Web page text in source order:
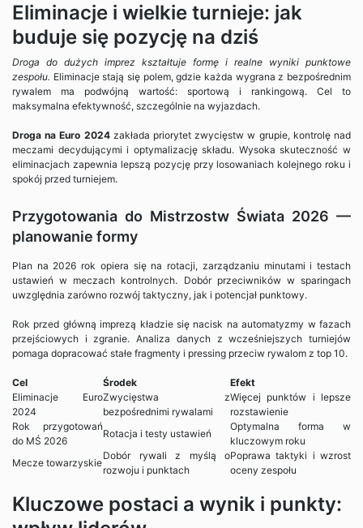
Eliminacje i wielkie turnieje: jak
buduje się pozycję na dziś
Droga do dużych imprez kształtuje formę i realne wyniki punktowe
zespołu. Eliminacje stają się polem, gdzie każda wygrana z bezpośrednim
rywalem ma podwójną wartość: sportową i rankingową. Cel to
maksymalna efektywność, szczególnie na wyjazdach.
Droga na Euro 2024zakłada priorytet zwycięstw w grupie, kontrolę nad
meczami decydującymi i optymalizację składu. Wysoka skuteczność w
eliminacjach zapewnia lepszą pozycję przy losowaniach kolejnego roku i
spokój przed turniejem.
Przygotowania do Mistrzostw Świata 2026 —
planowanie formy
Plan na 2026 rok opiera się na rotacji, zarządzaniu minutami i testach
ustawień w meczach kontrolnych. Dobór przeciwników w sparingach
uwzględnia zarówno rozwój taktyczny, jak i potencjał punktowy.
Rok przed główną imprezą kładzie się nacisk na automatyzmy w fazach
przejściowych i zgranie. Analiza danych z wcześniejszych turniejów
pomaga dopracować stałe fragmenty i pressing przeciw rywalom z top 10.
Cel Środek
Efekt
Eliminacje Euro
2024
Zwycięstwa z
bezpośrednimi rywalami
Więcej punktów i lepsze
rozstawienie
Rok przygotowań
do MŚ 2026
Rotacja i testy ustawień
Optymalna forma w
kluczowym roku
Mecze towarzyskie
Dobór rywali z myślą o
rozwoju i punktach
Poprawa taktyki i wzrost
oceny zespołu
Kluczowe postaci a wynik i punkty: